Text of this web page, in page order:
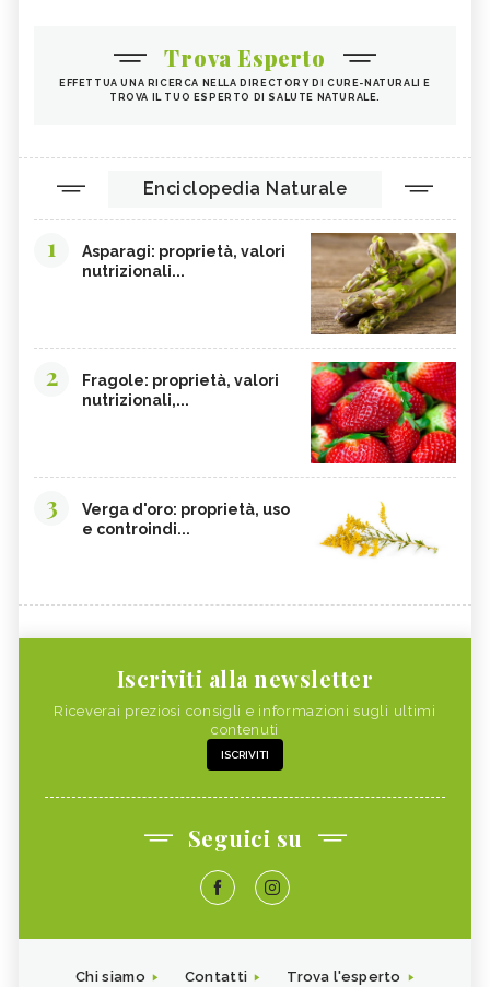
Trova Esperto
EFFETTUA UNA RICERCA NELLA DIRECTORY DI CURE-NATURALI E
TROVA IL TUO ESPERTO DI SALUTE NATURALE.
Enciclopedia Naturale
1
Asparagi: proprietà, valori
nutrizionali...
2
Fragole: proprietà, valori
nutrizionali,...
3
Verga d'oro: proprietà, uso
e controindi...
Iscriviti alla newsletter
Riceverai preziosi consigli e informazioni sugli ultimi
contenuti
ISCRIVITI
Seguici su
Chi siamo Contatti Trova l'esperto